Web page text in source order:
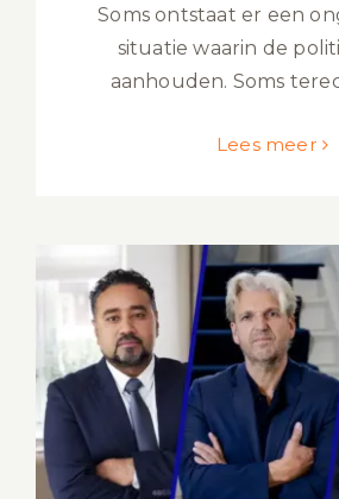
Soms ontstaat er een
situatie waarin de
aanhouden. Soms
Lees meer
Advocaten Ridouan
opgestapt